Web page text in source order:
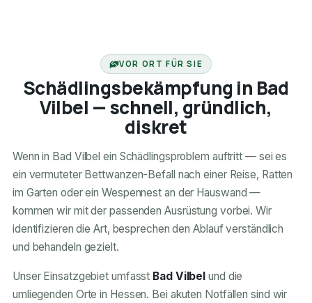
VOR ORT FÜR SIE
Schädlingsbekämpfung in Bad
Vilbel — schnell, gründlich,
diskret
Wenn in Bad Vilbel ein Schädlingsproblem auftritt — sei es
ein vermuteter Bettwanzen-Befall nach einer Reise, Ratten
im Garten oder ein Wespennest an der Hauswand —
kommen wir mit der passenden Ausrüstung vorbei. Wir
identifizieren die Art, besprechen den Ablauf verständlich
und behandeln gezielt.
Unser Einsatzgebiet umfasst Bad Vilbel und die
umliegenden Orte in Hessen. Bei akuten Notfällen sind wir